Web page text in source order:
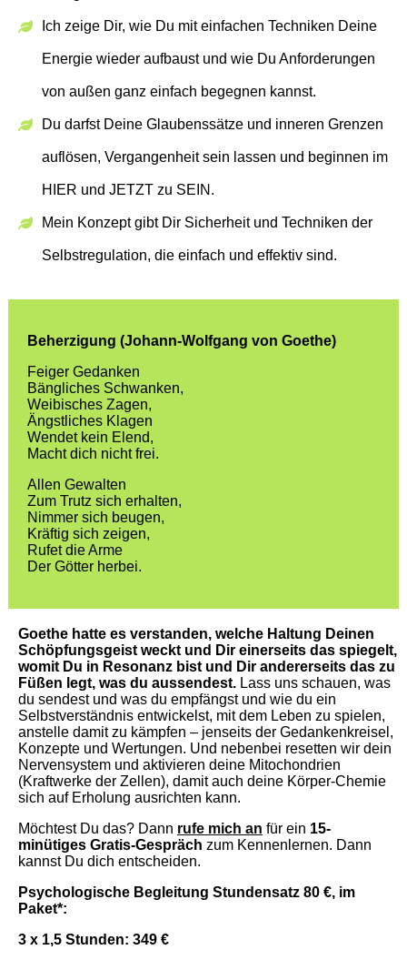
Ich zeige Dir, wie Du mit einfachen Techniken Deine
Energie wieder aufbaust und wie Du Anforderungen
von außen ganz einfach begegnen kannst.
Du darfst Deine Glaubenssätze und inneren Grenzen
auflösen, Vergangenheit sein lassen und beginnen im
HIER und JETZT zu SEIN.
Mein Konzept gibt Dir Sicherheit und Techniken der
Selbstregulation, die einfach und effektiv sind.
Beherzigung (Johann-Wolfgang von Goethe)
Feiger Gedanken
Bängliches Schwanken,
Weibisches Zagen,
Ängstliches Klagen
Wendet kein Elend,
Macht dich nicht frei.
Allen Gewalten
Zum Trutz sich erhalten,
Nimmer sich beugen,
Kräftig sich zeigen,
Rufet die Arme
Der Götter herbei.
Goethe hatte es verstanden, welche Haltung Deinen
Schöpfungsgeist weckt und Dir einerseits das spiegelt,
womit Du in Resonanz bist und Dir andererseits das zu
Füßen legt, was du aussendest. Lass uns schauen, was
du sendest und was du empfängst und wie du ein
Selbstverständnis entwickelst, mit dem Leben zu spielen,
anstelle damit zu kämpfen – jenseits der Gedankenkreisel,
Konzepte und Wertungen. Und nebenbei resetten wir dein
Nervensystem und aktivieren deine Mitochondrien
(Kraftwerke der Zellen), damit auch deine Körper-Chemie
sich auf Erholung ausrichten kann.
Möchtest Du das? Dann rufe mich an für ein 15-
minütiges Gratis-Gespräch zum Kennenlernen. Dann
kannst Du dich entscheiden.
Psychologische Begleitung Stundensatz 80 €, im
Paket*:
3 x 1,5 Stunden: 349 €